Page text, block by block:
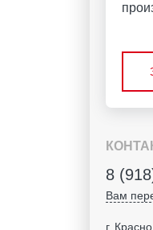
8
Вам
г.